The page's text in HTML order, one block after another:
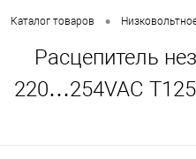
Каталог товаров •
Расцепитель
220…254VAC